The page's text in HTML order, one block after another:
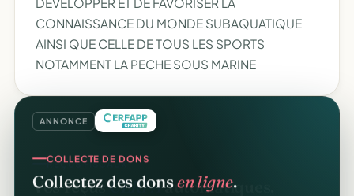
CONNAISSANCE DU MONDE SUBAQUATIQUE
AINSI QUE CELLE DE TOUS LES SPORTS
NOTAMMENT LA PECHE SOUS MARINE
ANNONCE
COLLECTE DE DONS
Collectez des donsen ligne.